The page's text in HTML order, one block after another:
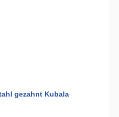
gezahnt Kubala